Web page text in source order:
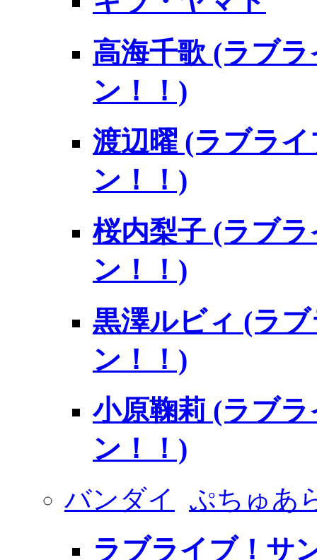
高海千歌 (ラブ
ン！！)
渡辺曜 (ラブラ
ン！！)
桜内梨子 (ラブ
ン！！)
黒澤ルビィ (ラ
ン！！)
小原鞠莉 (ラブ
ン！！)
バンダイ ぷちゅあ
ラブライブ！サ